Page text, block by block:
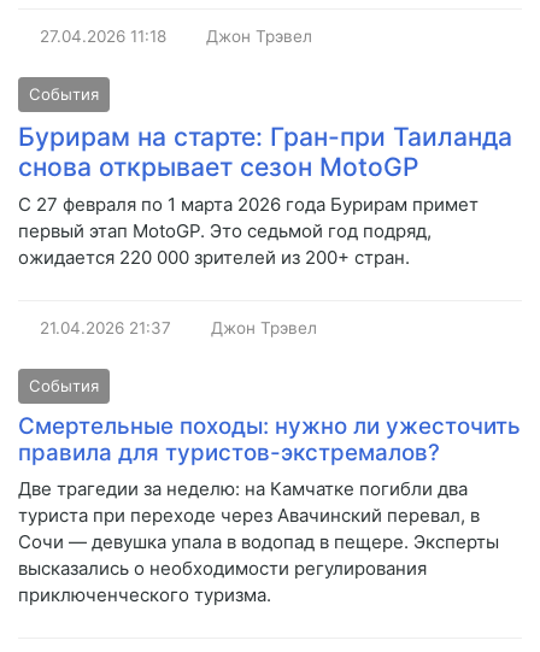
27.04.2026 11:18 Джон Трэвел
События
Бурирам на старте: Гран-при Таиланда
снова открывает сезон MotoGP
С 27 февраля по 1 марта 2026 года Бурирам примет
первый этап MotoGP. Это седьмой год подряд,
ожидается 220 000 зрителей из 200+ стран.
21.04.2026 21:37 Джон Трэвел
События
Смертельные походы: нужно ли ужесточить
правила для туристов-экстремалов?
Две трагедии за неделю: на Камчатке погибли два
туриста при переходе через Авачинский перевал, в
Сочи — девушка упала в водопад в пещере. Эксперты
высказались о необходимости регулирования
приключенческого туризма.